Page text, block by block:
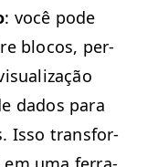
: você pode
blo­cos, per­
dados para
Isso trans­for­